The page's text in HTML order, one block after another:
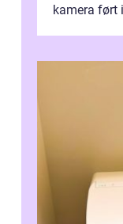
kamera ført